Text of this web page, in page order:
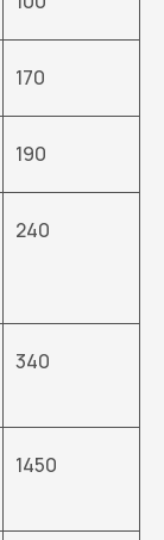
170
190
240
340
1450